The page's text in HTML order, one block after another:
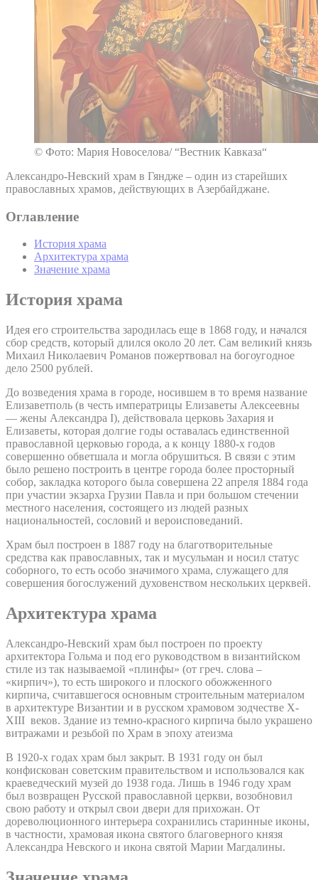
© Фото: Мария Новоселова/ “Вестник Кавказа“
Александро-Невский храм в Гяндже – один из старейших
православных храмов, действующих в Азербайджане.
Оглавление
История храма
Архитектура храма
Значение храма
История храма
Идея его строительства зародилась еще в 1868 году, и начался
сбор средств, который длился около 20 лет. Сам великий князь
Михаил Николаевич Романов пожертвовал на богоугодное
дело 2500 рублей.
До возведения храма в городе, носившем в то время название
Елизаветполь (в честь императрицы Елизаветы Алексеевны
— жены Александра I), действовала церковь Захария и
Елизаветы, которая долгие годы оставалась единственной
православной церковью города, а к концу 1880-х годов
совершенно обветшала и могла обрушиться. В связи с этим
было решено построить в центре города более просторный
собор, закладка которого была совершена 22 апреля 1884 года
при участии экзарха Грузии Павла и при большом стечении
местного населения, состоящего из людей разных
национальностей, сословий и вероисповеданий.
Храм был построен в 1887 году на благотворительные
средства как православных, так и мусульман и носил статус
соборного, то есть особо значимого храма, служащего для
совершения богослужений духовенством нескольких церквей.
Архитектура храма
Александро-Невский храм был построен по проекту
архитектора Гольма и под его руководством в византийском
стиле из так называемой «плинфы» (от греч. слова –
«кирпич»), то есть широкого и плоского обожженного
кирпича, считавшегося основным строительным материалом
в архитектуре Византии и в русском храмовом зодчестве X-
XIII веков. Здание из темно-красного кирпича было украшено
витражами и резьбой по Храм в эпоху атеизма
В 1920-х годах храм был закрыт. В 1931 году он был
конфискован советским правительством и использовался как
краеведческий музей до 1938 года. Лишь в 1946 году храм
был возвращен Русской православной церкви, возобновил
свою работу и открыл свои двери для прихожан. От
дореволюционного интерьера сохранились старинные иконы,
в частности, храмовая икона святого благоверного князя
Александра Невского и икона святой Марии Магдалины.